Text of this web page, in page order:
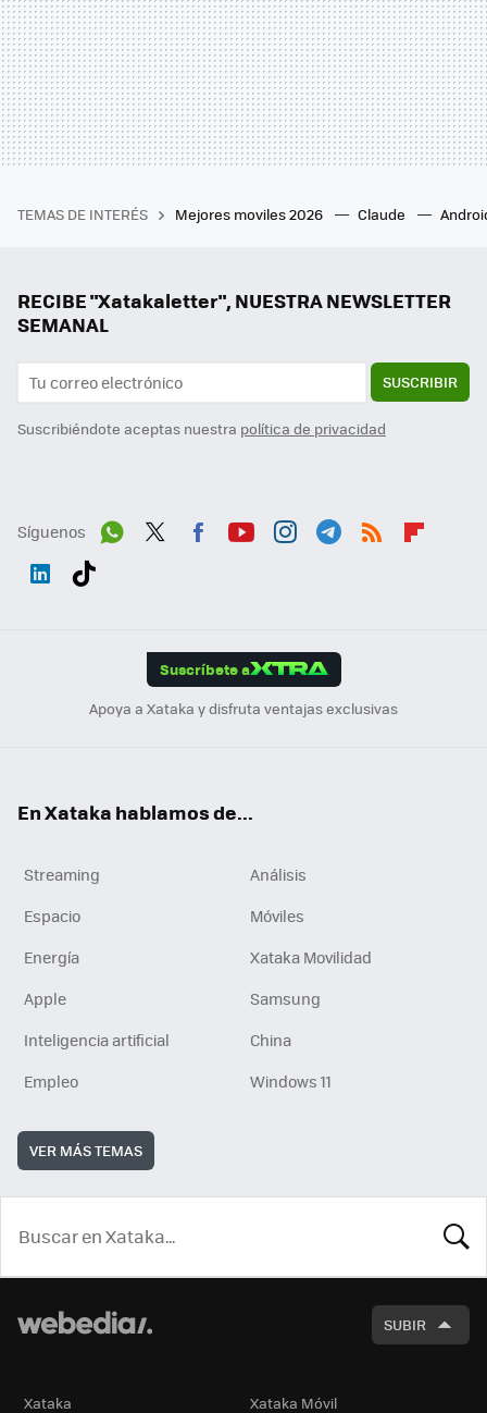
TEMAS DE INTERÉS Mejores moviles 2026 Claude
RECIBE "Xatakaletter", NUESTRA NEWSLETTER
SEMANAL
SUSCRIBIR
Suscribiéndote aceptas nuestra política de privacidad
Síguenos
Suscríbete a
Apoya a Xataka y disfruta ventajas exclusivas
En Xataka hablamos de...
Streaming
Análisis
Espacio
Móviles
Energía
Xataka Movilidad
Apple
Samsung
Inteligencia artificial
China
Empleo
Windows 11
VER MÁS TEMAS
SUBIR
Xataka Xataka Móvil